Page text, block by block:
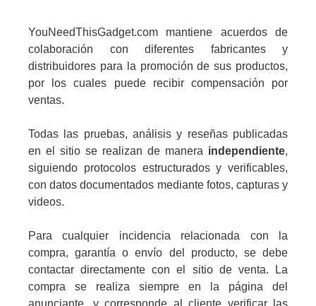
YouNeedThisGadget.com mantiene acuerdos de
colaboración con diferentes fabricantes y
distribuidores para la promoción de sus productos,
por los cuales puede recibir compensación por
ventas.
Todas las pruebas, análisis y reseñas publicadas
en el sitio se realizan de manera independiente,
siguiendo protocolos estructurados y verificables,
con datos documentados mediante fotos, capturas y
videos.
Para cualquier incidencia relacionada con la
compra, garantía o envío del producto, se debe
contactar directamente con el sitio de venta. La
compra se realiza siempre en la página del
anunciante, y corresponde al cliente verificar las